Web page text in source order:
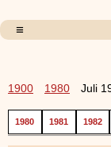
1900 1980 Juli
1980 1981 1982